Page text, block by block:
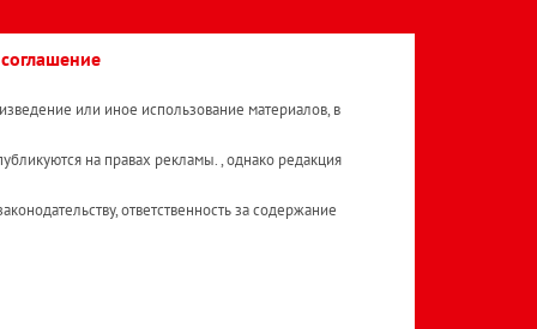
или иное использование материалов, в
на правах рекламы. , однако редакция
ответственность за содержание